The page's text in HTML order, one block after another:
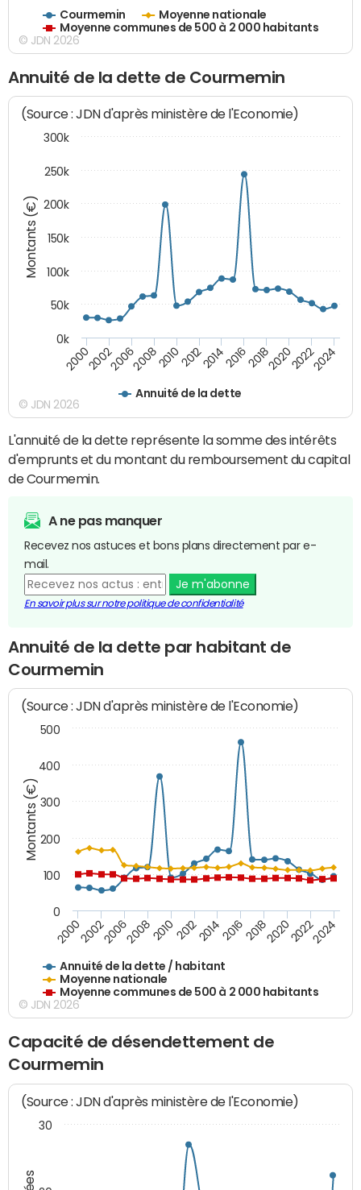
Courmemin
Moyenne nationale
Moyenne communes de 500 à 2 000 habitants
© JDN 2026
Annuité de la dette de Courmemin
Montants (€)
(Source : JDN d'après ministère de l'Economie)
Annuité de la dette
200020022006200820102012201420162018202020222024
0k
50k
100k
150k
200k
250k
300k
© JDN 2026
L'annuité de la dette représente la somme des intérêts
d'emprunts et du montant du remboursement du capital
de Courmemin.
A ne pas manquer
Recevez nos astuces et bons plans directement par e-
mail.
Je m'abonne
En savoir plus sur notre politique de confidentialité
Annuité de la dette par habitant de
Courmemin
Montants (€)
(Source : JDN d'après ministère de l'Economie)
Annuité de la dette / habitant
Moyenne nationale
Moyenne communes de 500 à 2 000 habitants
200020022006200820102012201420162018202020222024
0
100
200
300
400
500
© JDN 2026
Capacité de désendettement de
Courmemin
(Source : JDN d'après ministère de l'Economie)
30